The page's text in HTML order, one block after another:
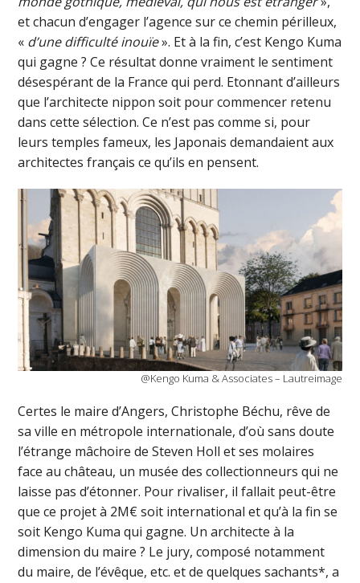
et chacun d’engager l’agence sur ce chemin périlleux,
« d’une difficulté inouïe». Et à la fin, c’est Kengo Kuma
qui gagne ? Ce résultat donne vraiment le sentiment
désespérant de la France qui perd. Etonnant d’ailleurs
que l’architecte nippon soit pour commencer retenu
dans cette sélection. Ce n’est pas comme si, pour
leurs temples fameux, les Japonais demandaient aux
architectes français ce qu’ils en pensent.
@Kengo Kuma & Associates – Lautreimage
Certes le maire d’Angers, Christophe Béchu, rêve de
sa ville en métropole internationale, d’où sans doute
l’étrange mâchoire de Steven Holl et ses molaires
face au château, un musée des collectionneurs qui ne
laisse pas d’étonner. Pour rivaliser, il fallait peut-être
que ce projet à 2M€ soit international et qu’à la fin se
soit Kengo Kuma qui gagne. Un architecte à la
dimension du maire ? Le jury, composé notamment
du maire, de l’évêque, etc. et de quelques sachants*, a